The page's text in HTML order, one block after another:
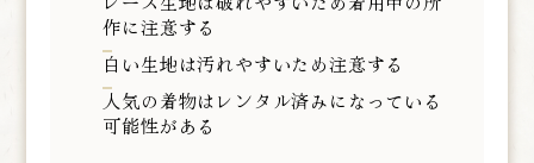
作に注意する
白い生地は汚れやすいため注意する
人気の着物はレンタル済みになっている
可能性がある